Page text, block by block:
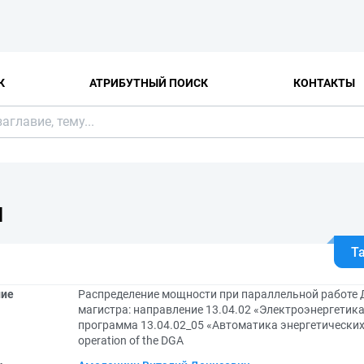
АТРИБУТНЫЙ ПОИСК КОНТАКТЫ
Распределение мощности при параллельной
магистра: направление 13.04.02
программа 13.04.02_05 «Автоматика
operation of the DGA